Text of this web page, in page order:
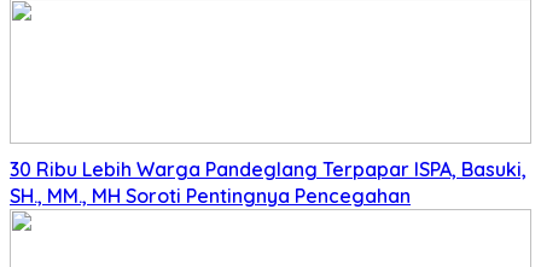
30 Ribu Lebih Warga Pandeglang Terpapar ISPA, Basuki,
SH., MM., MH Soroti Pentingnya Pencegahan